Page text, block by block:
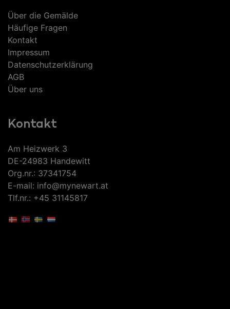
Über die Gemälde
Häufige Fragen
Kontakt
Impressum
Datenschutzerklärung
AGB
Über uns
Kontakt
Am Heizwerk 3
DE-24983 Handewitt
Org.nr.: 37341754
E-mail: info@mynewart.at
Tlf.nr.: +45 31145817